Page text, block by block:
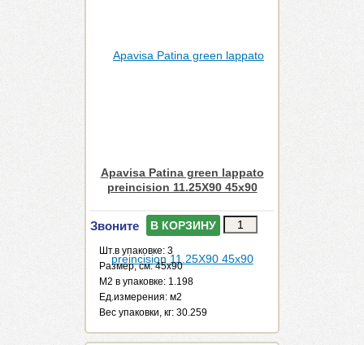
Apavisa Patina green lappato
preincision 11.25X90 45x90
Звоните В КОРЗИНУ
Шт.в упаковке: 3
Размер, см: 45x90
М2 в упаковке: 1.198
Ед.измерения: м2
Веc упаковки, кг: 30.259